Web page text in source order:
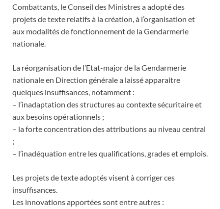
Combattants, le Conseil des Ministres a adopté des
projets de texte relatifs à la création, à l’organisation et
aux modalités de fonctionnement de la Gendarmerie
nationale.
La réorganisation de l’Etat-major de la Gendarmerie
nationale en Direction générale a laissé apparaitre
quelques insuffisances, notamment :
– l’inadaptation des structures au contexte sécuritaire et
aux besoins opérationnels ;
– la forte concentration des attributions au niveau central
;
– l’inadéquation entre les qualifications, grades et emplois.
Les projets de texte adoptés visent à corriger ces
insuffisances.
Les innovations apportées sont entre autres :